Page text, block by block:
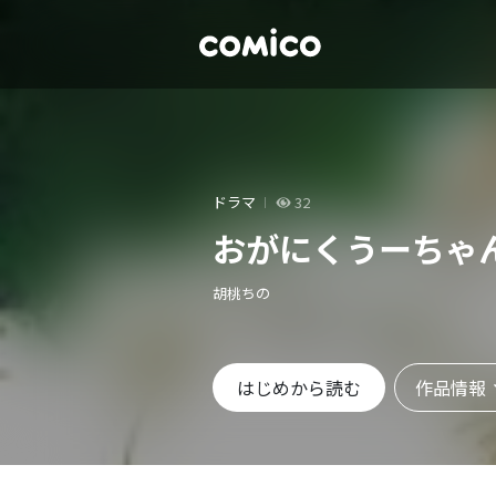
ドラマ 32
おがにくうーちゃ
胡桃ちの
はじめから読む 作品情報